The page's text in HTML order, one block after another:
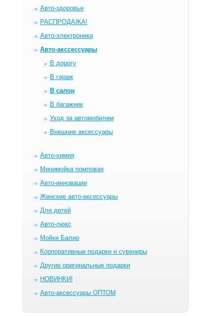
Авто-здоровье
РАСПРОДАЖА!
Авто-электроника
Авто-акссессуары
В дорогу
В гараж
В салон
В багажник
Уход за автомобилем
Внешние аксессуары
Авто-химия
Минимойка помповая
Авто-инновации
Женские авто-аксессуары
Для детей
Авто-люкс
Мойки Балио
Корпоративные подарки и сувениры
Другие оригинальные подарки
НОВИНКИ!
Авто-аксессуары ОПТОМ